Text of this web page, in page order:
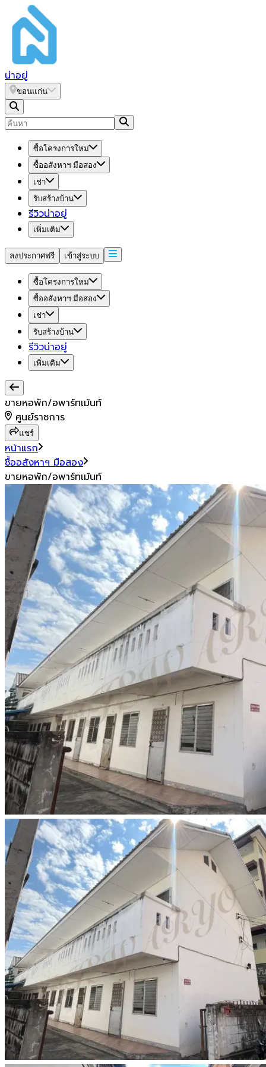
น่าอยู่
ขอนแก่น
ซื้อโครงการใหม่
ซื้ออสังหาฯ มือสอง
เช่า
รับสร้างบ้าน
รีวิวน่าอยู่
เพิ่มเติม
ลงประกาศฟรี เข้าสู่ระบบ
ซื้อโครงการใหม่
ซื้ออสังหาฯ มือสอง
เช่า
รับสร้างบ้าน
รีวิวน่าอยู่
เพิ่มเติม
ขายหอพัก/อพาร์ทเม้นท์
ศูนย์ราชการ
แชร์
หน้าแรก
ซื้ออสังหาฯ มือสอง
ขายหอพัก/อพาร์ทเม้นท์